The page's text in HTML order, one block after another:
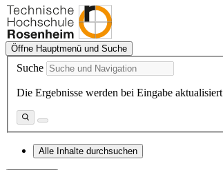
Öffne Hauptmenü und Suche
Suche
Die Ergebnisse werden bei Eingabe aktualisiert
Alle Inhalte durchsuchen